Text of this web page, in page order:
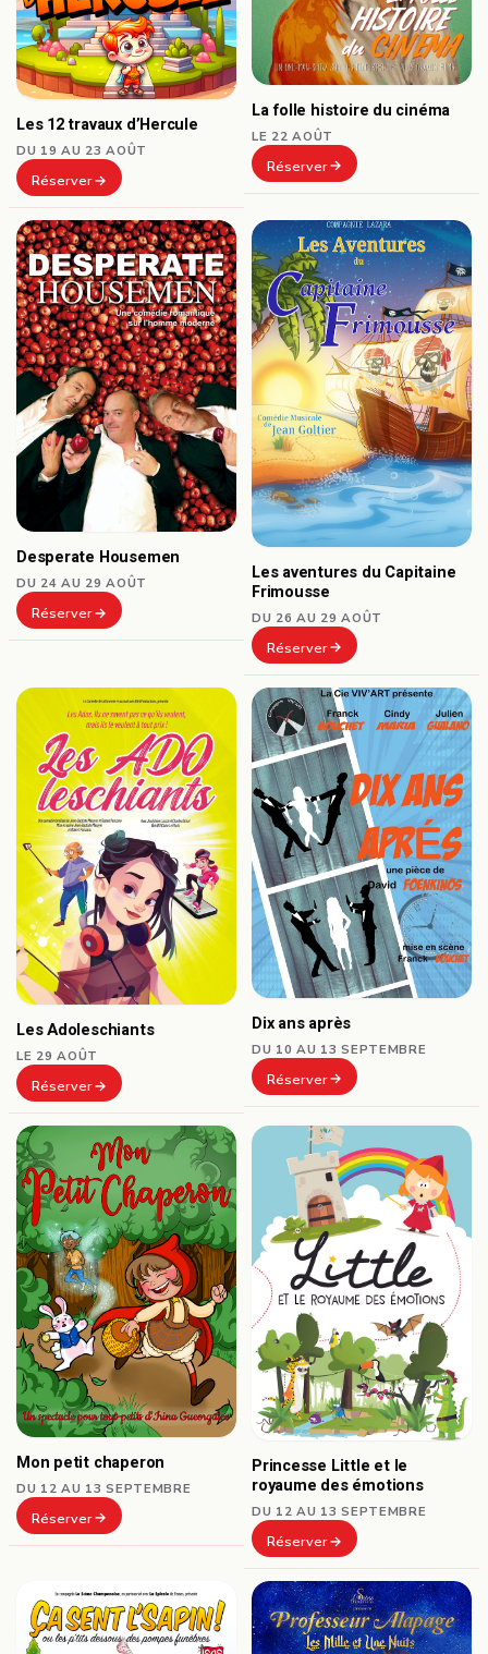
Les 12 travaux d’Hercule
DU 19 AU 23 AOÛT
Réserver
La folle histoire du cinéma
LE 22 AOÛT
Réserver
Desperate Housemen
DU 24 AU 29 AOÛT
Réserver
Les aventures du Capitaine
Frimousse
DU 26 AU 29 AOÛT
Réserver
Les Adoleschiants
LE 29 AOÛT
Réserver
Dix ans après
DU 10 AU 13 SEPTEMBRE
Réserver
Mon petit chaperon
DU 12 AU 13 SEPTEMBRE
Réserver
Princesse Little et le
royaume des émotions
DU 12 AU 13 SEPTEMBRE
Réserver